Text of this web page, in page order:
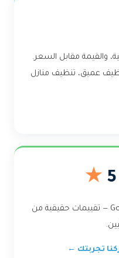
والقيمة مقابل السعر.
عميق، تنظيف منازل
★
متوسط تقييم عملائنا على Google — تقييمات حقيقية من
تجربتك ←